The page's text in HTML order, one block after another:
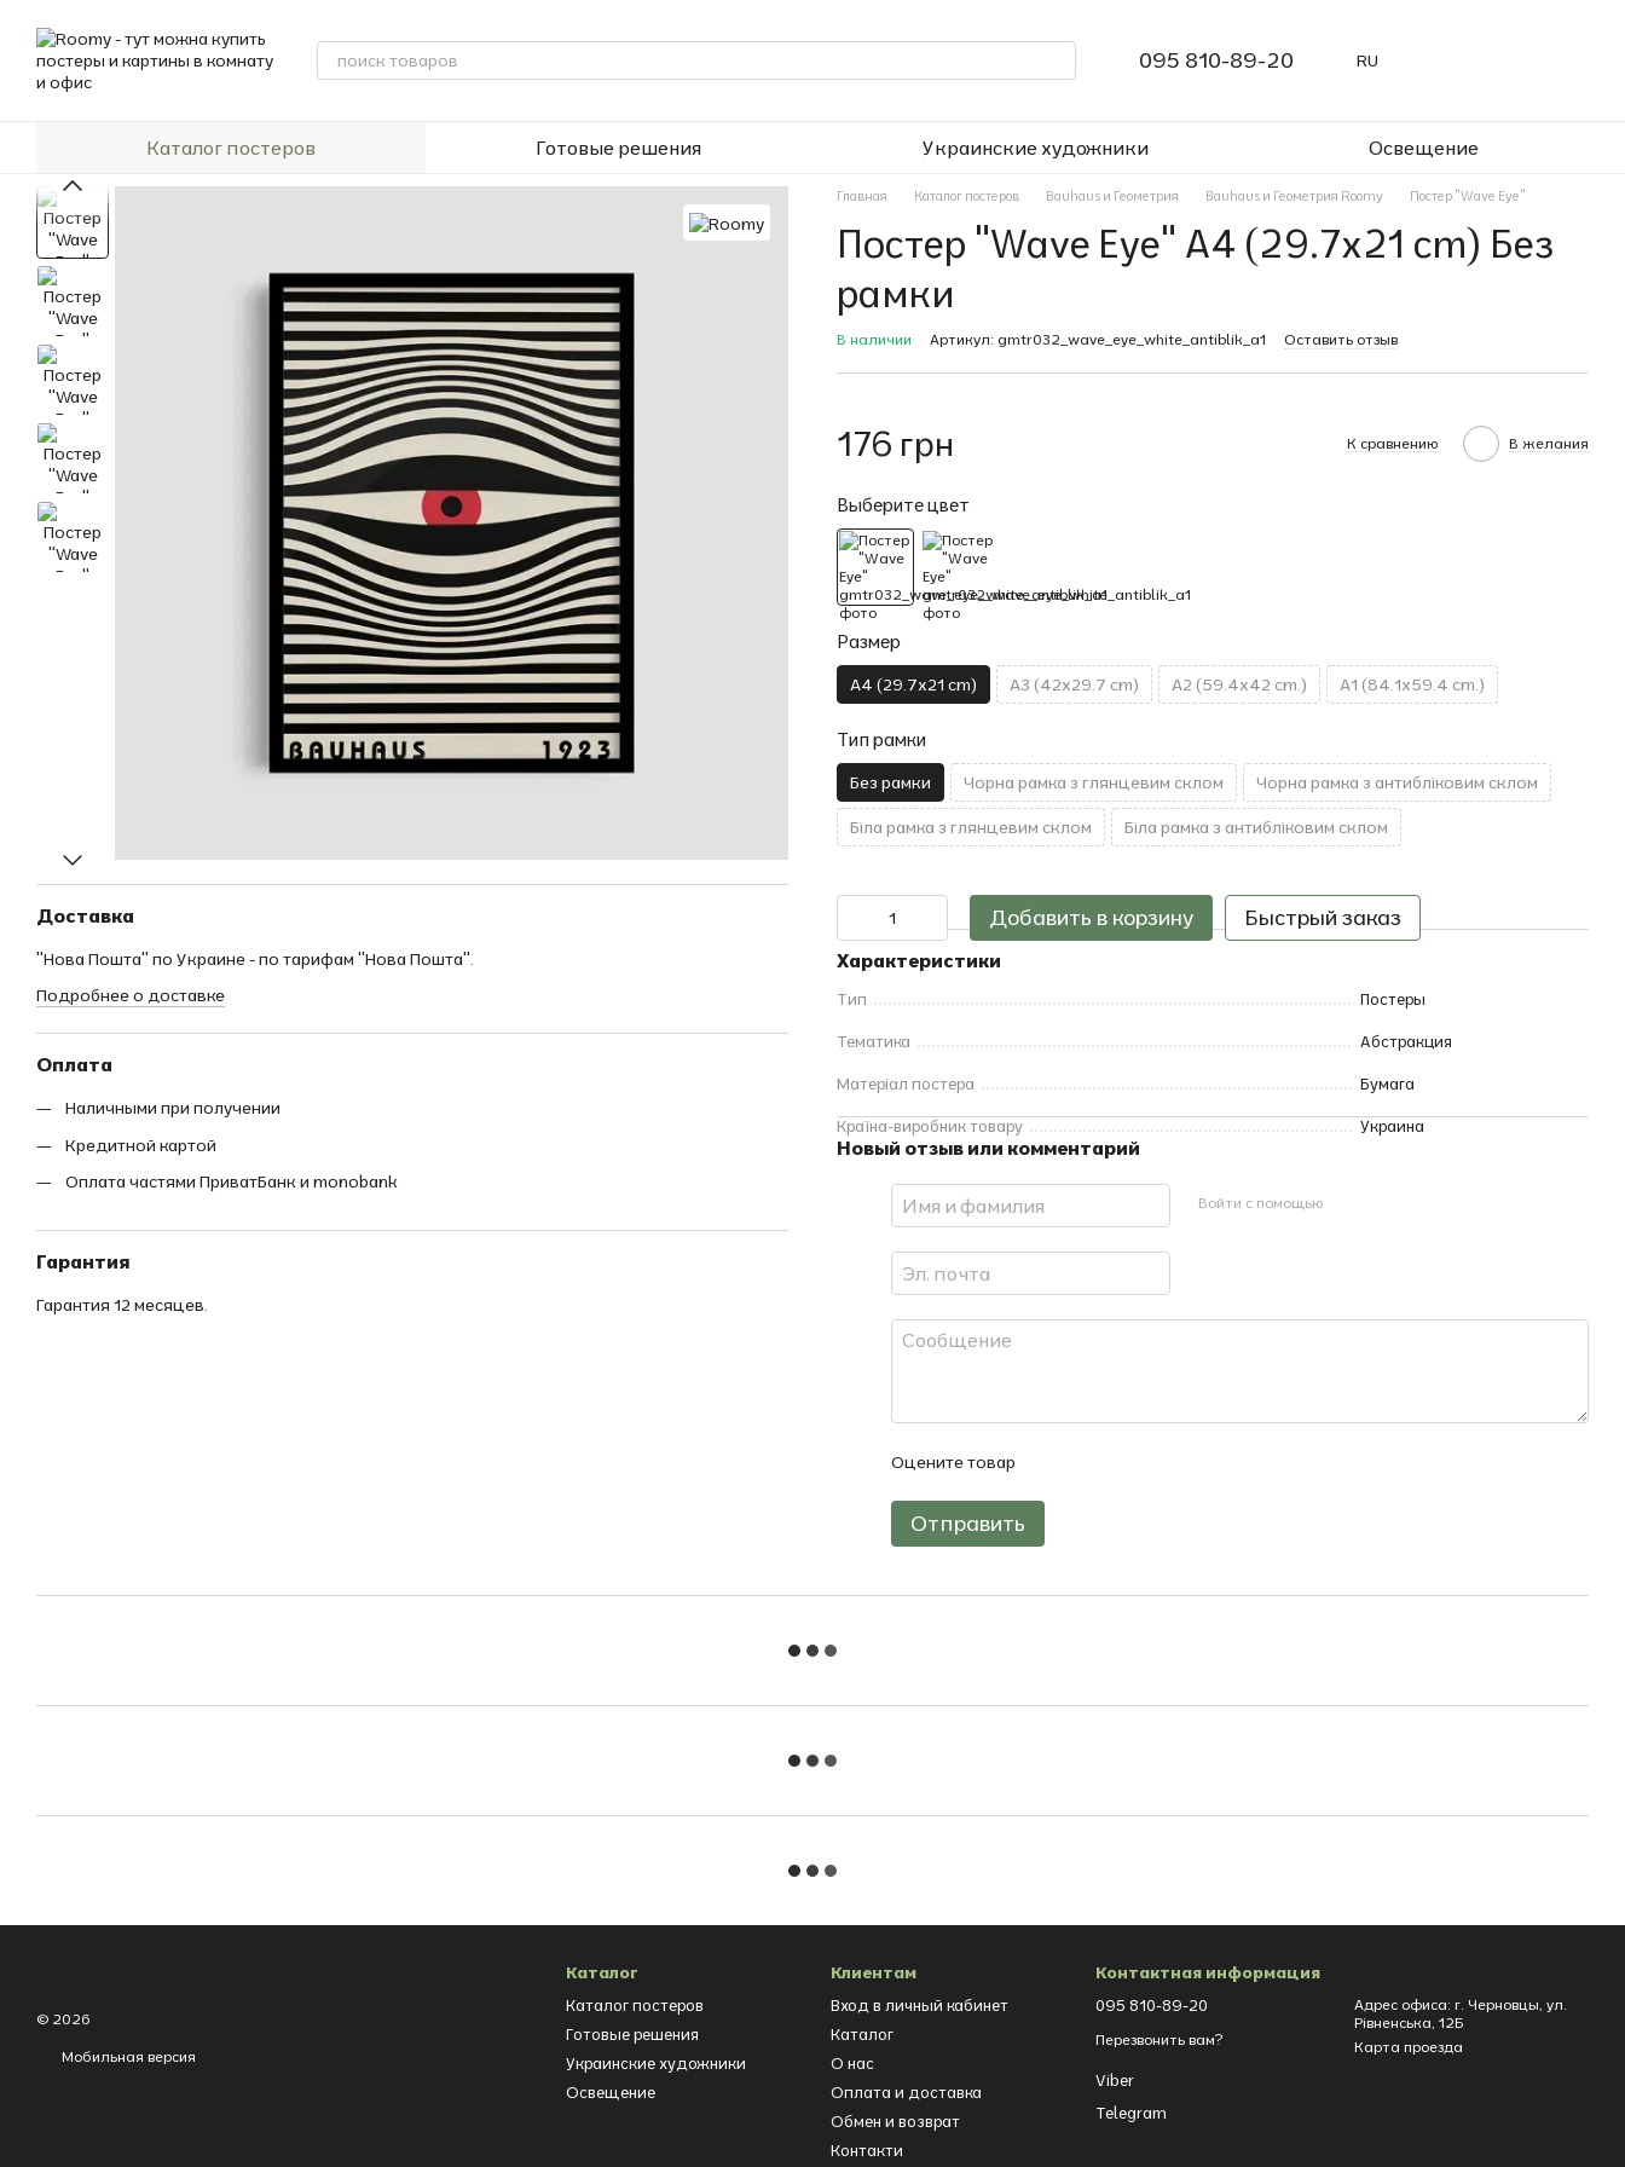
095 810-89-20 RU
Каталог постеров Готовые решения Украинские художники Освещение
Доставка
"Нова Пошта" по Украине - по тарифам "Нова Пошта".
Подробнее о доставке
Оплата
Наличными при получении
Кредитной картой
Оплата частями ПриватБанк и monobank
Гарантия
Гарантия 12 месяцев.
Главная Каталог постеров Bauhaus и Геометрия Bauhaus и Геометрия Roomy Постер "Wave Eye"
Постер "Wave Eye" A4 (29.7x21 cm) Без
рамки
В наличии Артикул: gmtr032_wave_eye_white_antiblik_a1 Оставить отзыв
176 грн К сравнению В желания
Выберите цвет
Размер
A4 (29.7x21 cm) A3 (42x29.7 cm) A2 (59.4x42 cm.) A1 (84.1x59.4 cm.)
Тип рамки
Без рамки Чорна рамка з глянцевим склом Чорна рамка з антибліковим склом
Біла рамка з глянцевим склом Біла рамка з антибліковим склом
Добавить в корзину Быстрый заказ
Характеристики
Тип Постеры
Тематика Абстракция
Матеріал постера Бумага
Країна-виробник товару Украина
Новый отзыв или комментарий
Войти с помощью
Оцените товар
Отправить
© 2026
Мобильная версия
Каталог
Каталог постеров
Готовые решения
Украинские художники
Освещение
Клиентам
Вход в личный кабинет
Каталог
О нас
Оплата и доставка
Обмен и возврат
Контакти
Контактная информация
095 810-89-20
Перезвонить вам?
Viber
Telegram
Адрес офиса: г. Черновцы, ул.
Рівненська, 12Б
Карта проезда